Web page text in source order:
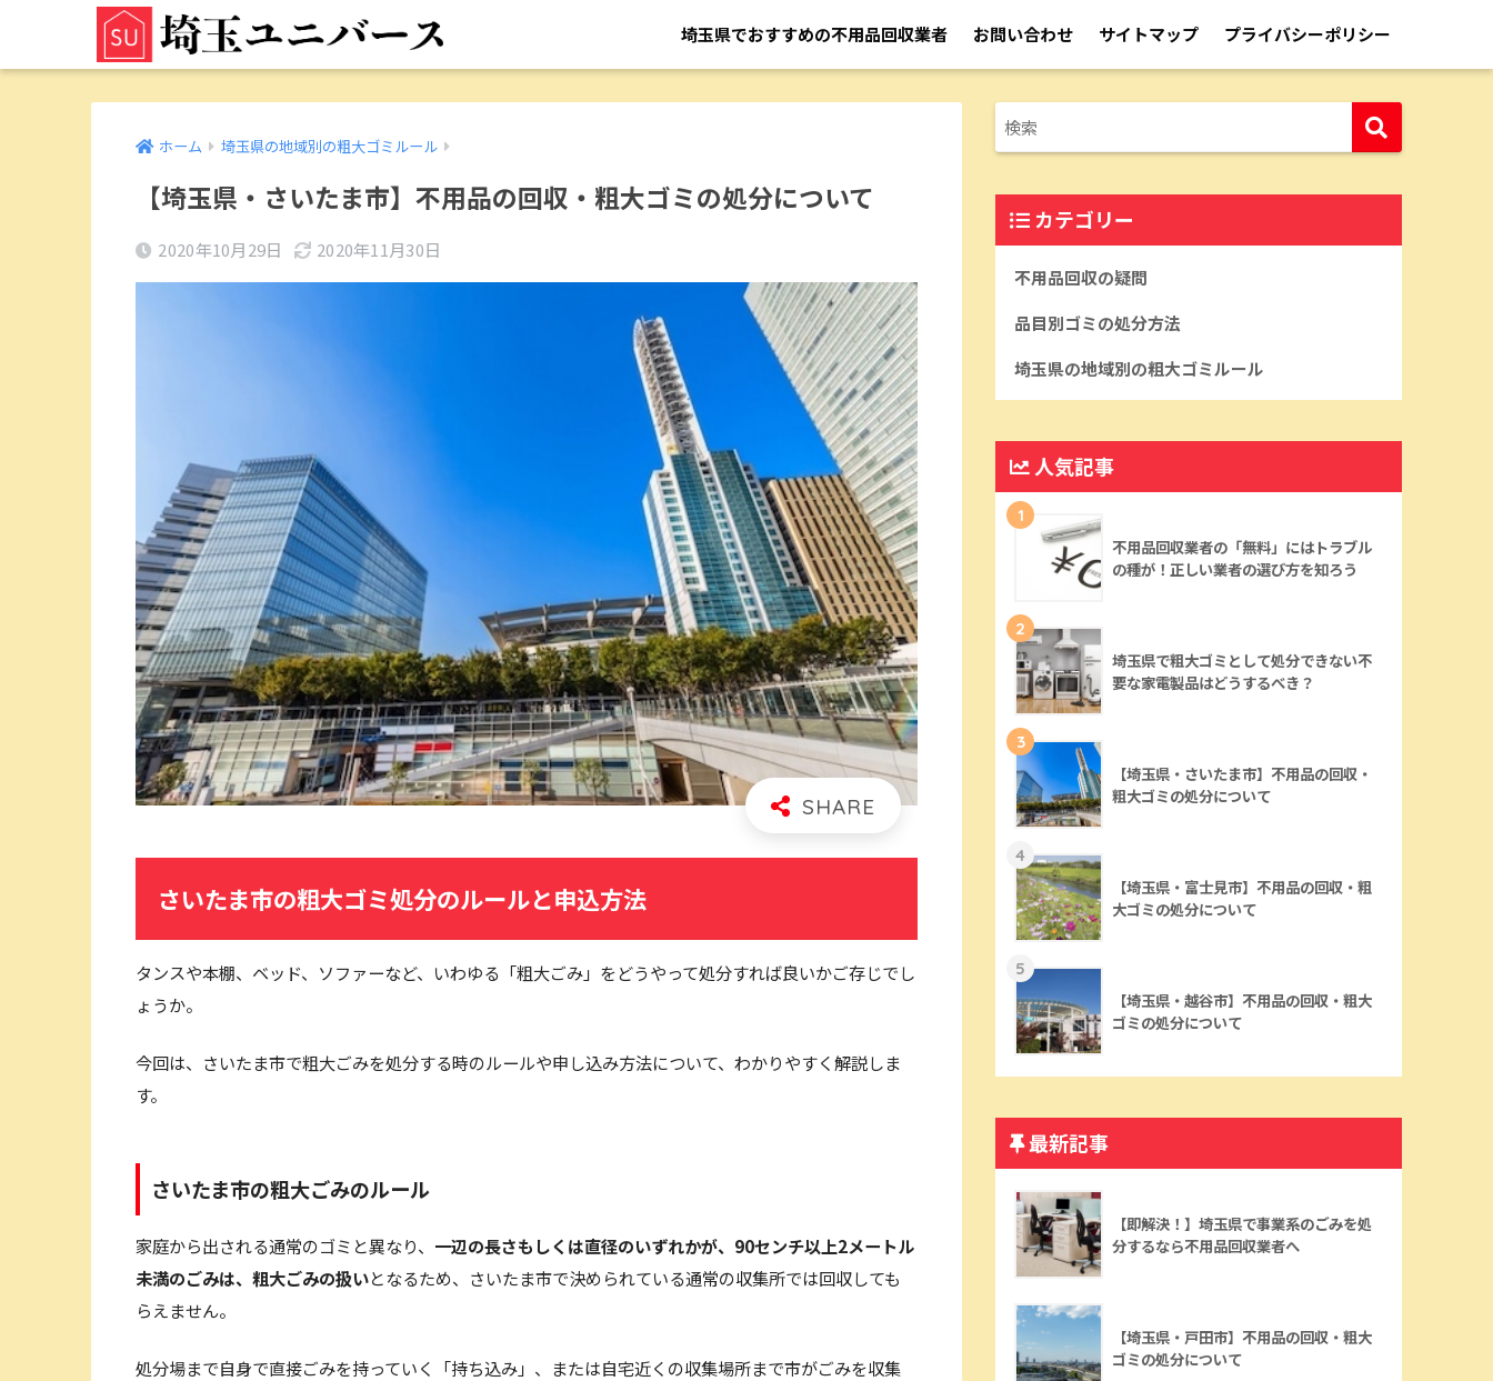
埼玉県でおすすめの不用品回収業者 お問い合わせ サイトマップ プライバシーポリシー
ホーム 埼玉県の地域別の粗大ゴミルール
【埼玉県・さいたま市】不用品の回収・粗大ゴミの処分について
2020年10月29日 2020年11月30日
さいたま市の粗大ゴミ処分のルールと申込方法
タンスや本棚、ベッド、ソファーなど、いわゆる「粗大ごみ」をどうやって処分すれば良いかご存じでし
ょうか。
今回は、さいたま市で粗大ごみを処分する時のルールや申し込み方法について、わかりやすく解説しま
す。
さいたま市の粗大ごみのルール
家庭から出される通常のゴミと異なり、 一辺の長さもしくは直径のいずれかが、90センチ以上2メートル
未満のごみは、粗大ごみの扱いとなるため、さいたま市で決められている通常の収集所では回収しても
らえません。
処分場まで自身で直接ごみを持っていく「持ち込み」、または自宅近くの収集場所まで市がごみを収集
カテゴリー
不用品回収の疑問
品目別ゴミの処分方法
埼玉県の地域別の粗大ゴミルール
人気記事
1
不用品回収業者の「無料」にはトラブル
の種が！正しい業者の選び方を知ろう
2
埼玉県で粗大ゴミとして処分できない不
要な家電製品はどうするべき？
3
【埼玉県・さいたま市】不用品の回収・
粗大ゴミの処分について
4
【埼玉県・富士見市】不用品の回収・粗
大ゴミの処分について
5
【埼玉県・越谷市】不用品の回収・粗大
ゴミの処分について
最新記事
【即解決！】埼玉県で事業系のごみを処
分するなら不用品回収業者へ
【埼玉県・戸田市】不用品の回収・粗大
ゴミの処分について